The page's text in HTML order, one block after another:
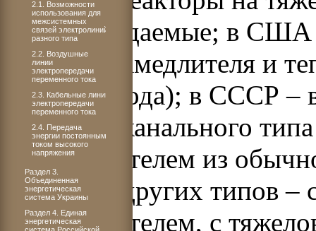
газоохлаждаемые; в
качестве замедлителя и
обычная вода); в СССР –
реакторы канального
теплоносителем из
реакторы других типов
теплоносителем, с
2.1. Возможности
использования для
межсистемных
связей электролиний
разного типа
2.2. Воздушные
линии
электропередачи
переменного тока
2.3. Кабельные линии
электропередачи
переменного тока
2.4. Передача
энергии постоянным
током высокого
напряжения
Раздел 3.
Объединенная
энергетическая
система Украины
Раздел 4. Единая
энергетическая